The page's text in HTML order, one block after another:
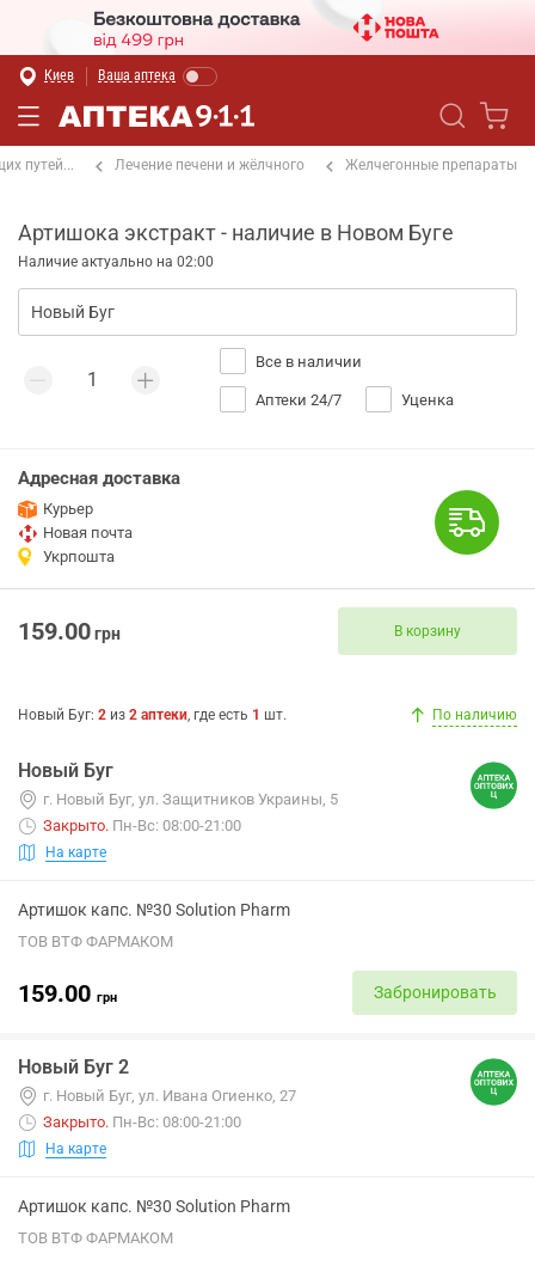
Киев Ваша аптека
путей... Лечение печени и жёлчного Желчегонные препараты
Артишока экстракт - наличие в Новом Буге
Наличие актуально на 02:00
Все в наличии
Аптеки 24/7 Уценка
Адресная доставка
Курьер
Новая почта
Укрпошта
159.00грн В корзину
Новый Буг: 2 из 2 аптеки, где есть 1 шт. По наличию
Новый Буг
г. Новый Буг, ул. Защитников Украины, 5
Закрыто. Пн-Вс: 08:00-21:00
На карте
Артишок капс. №30 Solution Pharm
ТОВ ВТФ ФАРМАКОМ
159.00 грн Забронировать
Новый Буг 2
г. Новый Буг, ул. Ивана Огиенко, 27
Закрыто. Пн-Вс: 08:00-21:00
На карте
Артишок капс. №30 Solution Pharm
ТОВ ВТФ ФАРМАКОМ